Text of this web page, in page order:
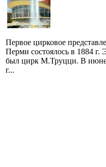
Первое цирковое
Перми состоялось в 1884 г.
был цирк М.Труцци. В
г...